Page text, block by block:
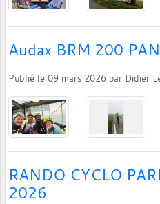
Audax BRM 200
Publié le 09 mars 2026 par Didier
RANDO CYCLO
2026